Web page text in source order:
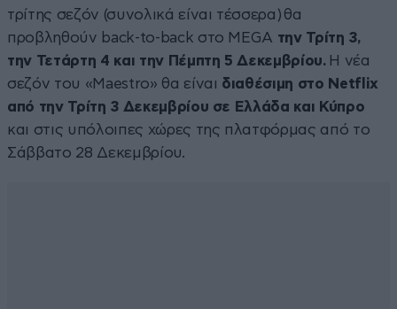
τρίτης σεζόν (συνολικά είναι τέσσερα) θα
προβληθούν back-to-back στο MEGA την Τρίτη 3,
την Τετάρτη 4 και την Πέμπτη 5 Δεκεμβρίου. Η νέα
σεζόν του «Maestro» θα είναι διαθέσιμη στο Netflix
από την Τρίτη 3 Δεκεμβρίου σε Ελλάδα και Κύπρο
και στις υπόλοιπες χώρες της πλατφόρμας από το
Σάββατο 28 Δεκεμβρίου.